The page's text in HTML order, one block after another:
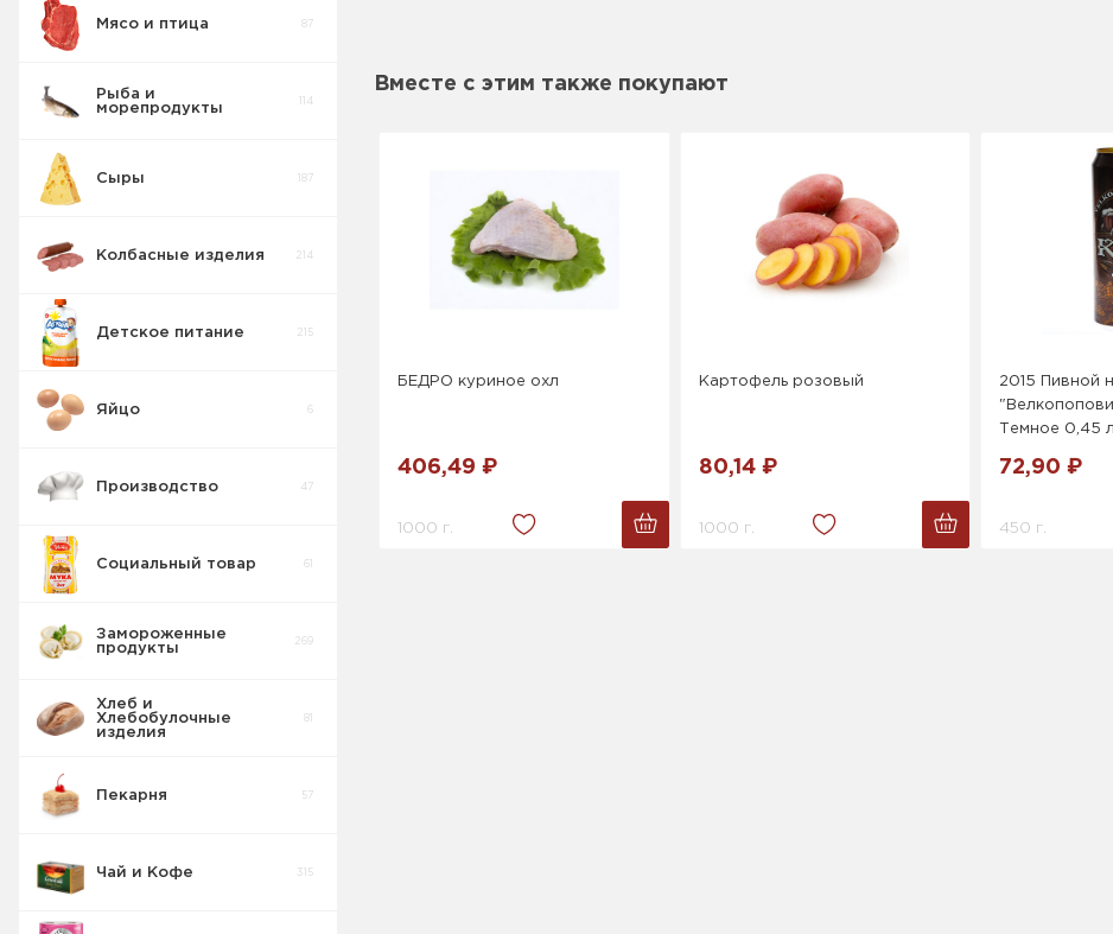
Печенье
Изделия
Торты
Вафельные
изделия
Шоколадные
Конфеты
Мясо и птица 87
Рыба и
морепродукты
114
Сыры 187
Колбасные изделия 214
Детское питание 215
Яйцо 6
Производство 47
Социальный товар 61
Замороженные
продукты
269
Хлеб и
Хлебобулочные
изделия
81
Пекарня 57
Чай и Кофе 315
Вместе с этим также покупают
БЕДРО куриное охл
406,49 ₽
1000 г.
Картофель розовый
80,14 ₽
1000 г.
2015 Пивной
Темное 0,45
72,90 ₽
450 г.